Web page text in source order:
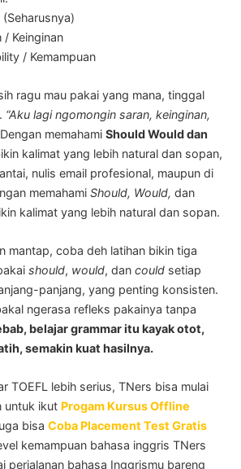
(Seharusnya)
/ Keinginan
/ Kemampuan
ragu mau pakai yang mana, tinggal
“Aku lagi ngomongin saran, keinginan,
memahamiShould Would dan
kalimat yang lebih natural dan sopan,
nulis email profesional, maupun di
memahamiShould, Would, dan
kalimat yang lebih natural dan sopan.
mantap, coba deh latihan bikin tiga
should, would, dancould setiap
panjang, yang penting konsisten.
ngerasa refleks pakainya tanpa
belajar grammar itu kayak otot,
semakin kuat hasilnya.
TOEFL lebih serius, TNers bisa mulai
untuk ikut Progam Kursus Offline
bisaCoba Placement Test Gratis
kemampuan bahasa inggris TNers
perjalanan bahasa Inggrismu bareng